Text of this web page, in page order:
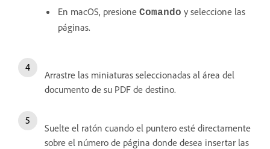
En macOS, presione Comando y seleccione las
páginas.
Arrastre las miniaturas seleccionadas al área del
documento de su PDF de destino.
Suelte el ratón cuando el puntero esté directamente
sobre el número de página donde desea insertar las